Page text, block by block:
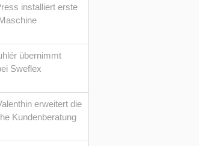
installiert erste
übernimmt
Sweflex
erweitert die
Kundenberatung